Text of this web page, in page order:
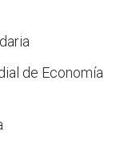
de Economía